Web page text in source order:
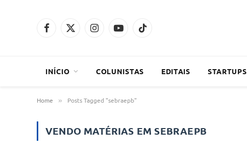
Facebook
X
InstagramYouTubeTikTok
INÍCIO COLUNISTAS EDITAIS STARTUPS
Home » Posts Tagged "sebraepb"
VENDO MATÉRIAS EM SEBRAEPB